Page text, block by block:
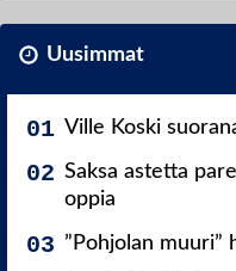
Uusimmat
Ville Koski
Saksa astetta
oppia
”Pohjolan muuri”